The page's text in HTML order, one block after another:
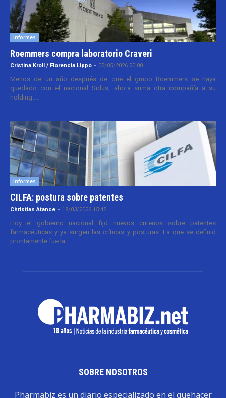
Informes
Roemmers compra laboratorio Craveri
Cristina Kroll / Florencia Lippo - 05/05/2026 20:00
Menos de un año después de que el grupo Roemmers se haya
quedado con el nacional Sidus, ahora suma otra compañía a su
holding....
Informes
CILFA: postura sobre patentes
Christian Atance - 18/03/2026 15:45
Hoy el gobierno nacional fijó nuevos criterios sobre patentes
farmacéuticas y ya surgen las críticas y posturas. La que se definió
prontamente fue la...
SOBRE NOSOTROS
Pharmabiz es un diario especializado en el quehacer